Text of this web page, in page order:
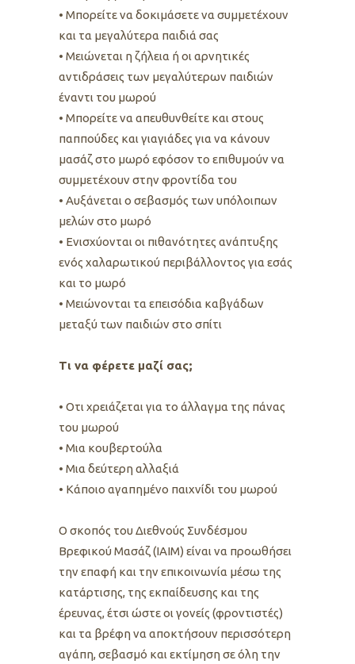
• Μπορείτε να δοκιμάσετε να συμμετέχουν
και τα μεγαλύτερα παιδιά σας
• Μειώνεται η ζήλεια ή οι αρνητικές
αντιδράσεις των μεγαλύτερων παιδιών
έναντι του μωρού
• Μπορείτε να απευθυνθείτε και στους
παππούδες και γιαγιάδες για να κάνουν
μασάζ στο μωρό εφόσον το επιθυμούν να
συμμετέχουν στην φροντίδα του
• Αυξάνεται ο σεβασμός των υπόλοιπων
μελών στο μωρό
• Ενισχύονται οι πιθανότητες ανάπτυξης
ενός χαλαρωτικού περιβάλλοντος για εσάς
και το μωρό
• Μειώνονται τα επεισόδια καβγάδων
μεταξύ των παιδιών στο σπίτι
Τι να φέρετε μαζί σας;
• Οτι χρειάζεται για το άλλαγμα της πάνας
του μωρού
• Μια κουβερτούλα
• Μια δεύτερη αλλαξιά
• Κάποιο αγαπημένο παιχνίδι του μωρού
O σκοπός του Διεθνούς Συνδέσμου
Βρεφικού Μασάζ (IAIM) είναι να προωθήσει
την επαφή και την επικοινωνία μέσω της
κατάρτισης, της εκπαίδευσης και της
έρευνας, έτσι ώστε οι γονείς (φροντιστές)
και τα βρέφη να αποκτήσουν περισσότερη
αγάπη, σεβασμό και εκτίμηση σε όλη την